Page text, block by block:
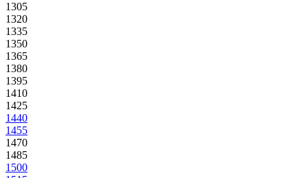
1305
1320
1335
1350
1365
1380
1395
1410
1425
1440
1455
1470
1485
1500